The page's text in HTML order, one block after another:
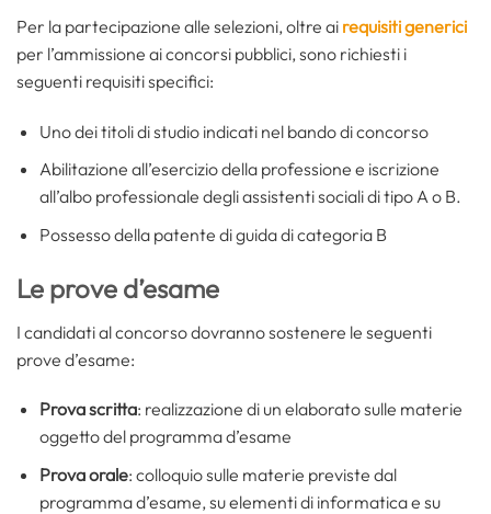
Per la partecipazione alle selezioni, oltre ai requisiti generici
per l’ammissione ai concorsi pubblici, sono richiesti i
seguenti requisiti specifici:
Uno dei titoli di studio indicati nel bando di concorso
Abilitazione all’esercizio della professione e iscrizione
all’albo professionale degli assistenti sociali di tipo A o B.
Possesso della patente di guida di categoria B
Le prove d’esame
I candidati al concorso dovranno sostenere le seguenti
prove d’esame:
Prova scritta: realizzazione di un elaborato sulle materie
oggetto del programma d’esame
Prova orale: colloquio sulle materie previste dal
programma d’esame, su elementi di informatica e su